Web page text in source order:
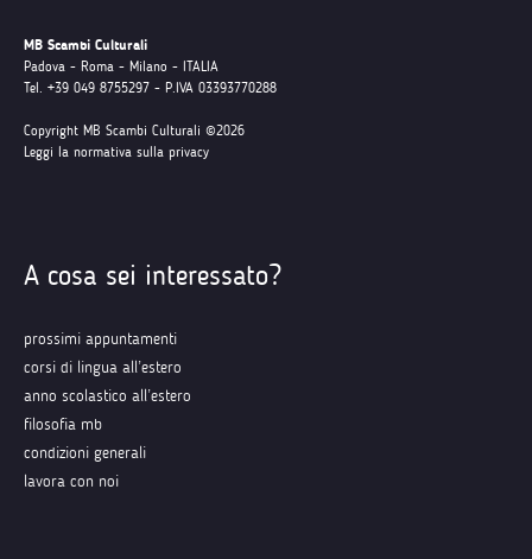
MB Scambi Culturali
Padova - Roma - Milano - ITALIA
Tel. +39 049 8755297 - P.IVA 03393770288
Copyright MB Scambi Culturali ©2026
Leggi la normativa sulla privacy
A cosa sei interessato?
prossimi appuntamenti
corsi di lingua all’estero
anno scolastico all’estero
filosofia mb
condizioni generali
lavora con noi